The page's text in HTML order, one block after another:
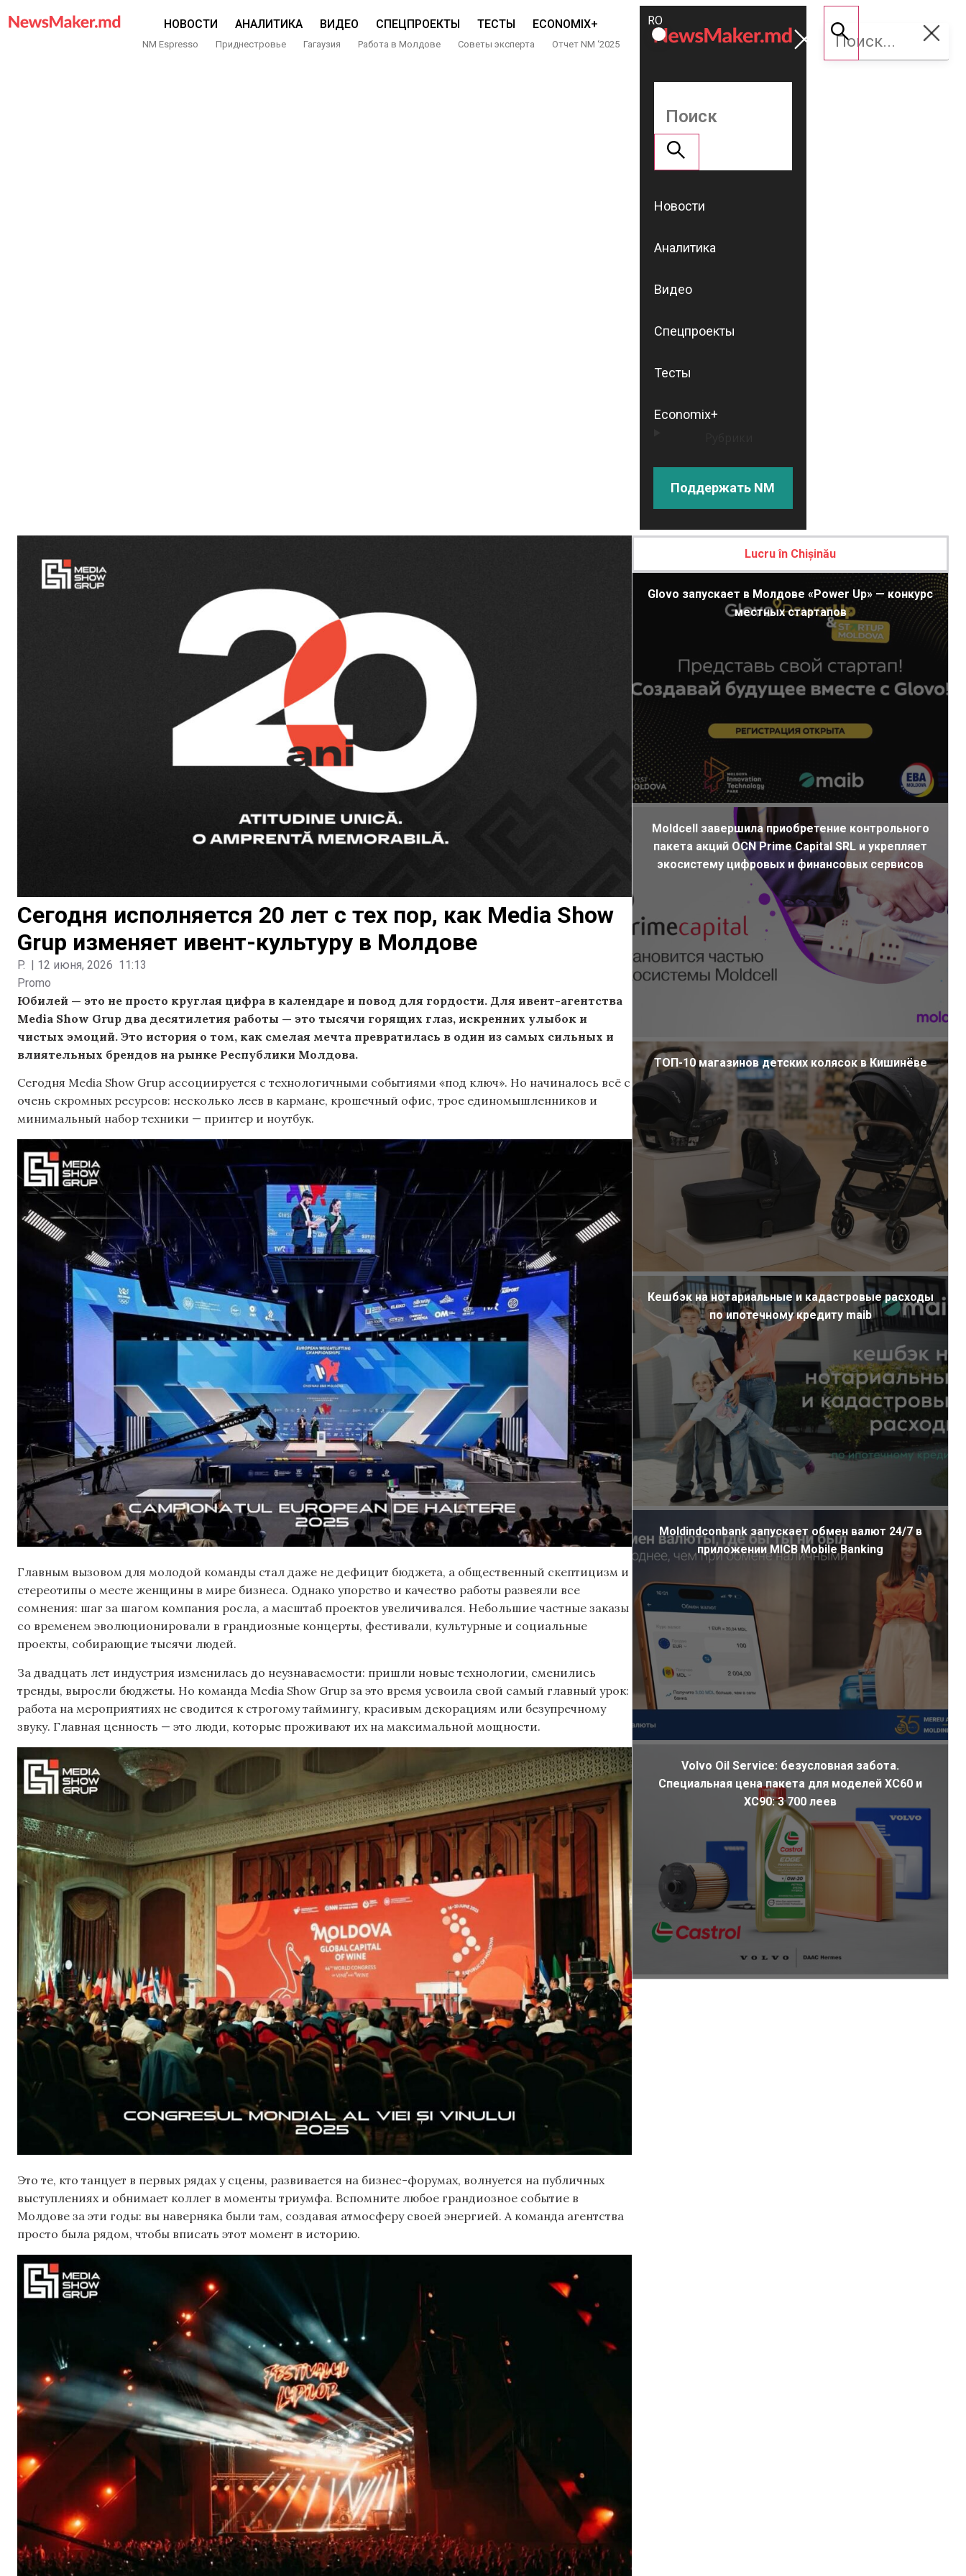
НОВОСТИ АНАЛИТИКА ВИДЕО СПЕЦПРОЕКТЫ ТЕСТЫ ECONOMIX+
NM Espresso Приднестровье Гагаузия Работа в Молдове Советы эксперта Отчет NM ‘2025
ROMÂNĂ
RU
Поддержать
NM
Новости
Аналитика
Видео
Спецпроекты
Тесты
Economix+
Поддержать NM
Сегодня исполняется 20 лет с тех пор, как Media Show
Grup изменяет ивент-культуру в Молдове
P. | 12 июня, 2026 11:13
Promo
Юбилей — это не просто круглая цифра в календаре и повод для гордости. Для ивент-агентства
Media Show Grup два десятилетия работы — это тысячи горящих глаз, искренних улыбок и
чистых эмоций. Это история о том, как смелая мечта превратилась в один из самых сильных и
влиятельных брендов на рынке Республики Молдова.
Сегодня Media Show Grup ассоциируется с технологичными событиями «под ключ». Но начиналось всё с
очень скромных ресурсов: несколько леев в кармане, крошечный офис, трое единомышленников и
минимальный набор техники — принтер и ноутбук.
Главным вызовом для молодой команды стал даже не дефицит бюджета, а общественный скептицизм и
стереотипы о месте женщины в мире бизнеса. Однако упорство и качество работы развеяли все
сомнения: шаг за шагом компания росла, а масштаб проектов увеличивался. Небольшие частные заказы
со временем эволюционировали в грандиозные концерты, фестивали, культурные и социальные
проекты, собирающие тысячи людей.
За двадцать лет индустрия изменилась до неузнаваемости: пришли новые технологии, сменились
тренды, выросли бюджеты. Но команда Media Show Grup за это время усвоила свой самый главный урок:
работа на мероприятиях не сводится к строгому таймингу, красивым декорациям или безупречному
звуку. Главная ценность — это люди, которые проживают их на максимальной мощности.
Это те, кто танцует в первых рядах у сцены, развивается на бизнес-форумах, волнуется на публичных
выступлениях и обнимает коллег в моменты триумфа. Вспомните любое грандиозное событие в
Молдове за эти годы: вы наверняка были там, создавая атмосферу своей энергией. А команда агентства
просто была рядом, чтобы вписать этот момент в историю.
Lucru în Chișinău
Glovo запускает в Молдове «Power Up» — конкурс
местных стартапов
Moldcell завершила приобретение контрольного
пакета акций OCN Prime Capital SRL и укрепляет
экосистему цифровых и финансовых сервисов
ТОП-10 магазинов детских колясок в Кишинёве
Кешбэк на нотариальные и кадастровые расходы
по ипотечному кредиту maib
Moldindconbank запускает обмен валют 24/7 в
приложении MICB Mobile Banking
Volvo Oil Service: безусловная забота.
Специальная цена пакета для моделей XC60 и
XC90: 3 700 леев